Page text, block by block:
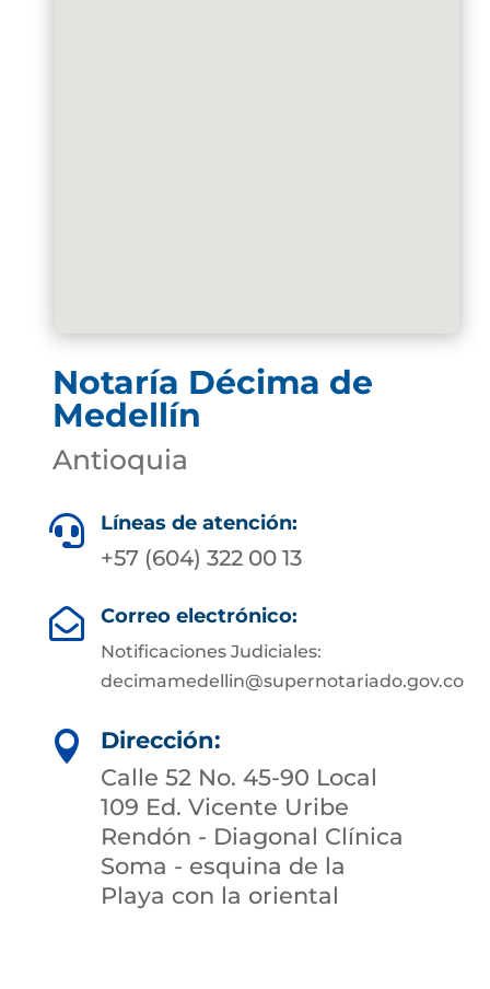
Notaría Décima de
Medellín
Antioquia
 Líneas de atención:
+57 (604) 322 00 13
 Correo electrónico:
Notificaciones Judiciales:
decimamedellin@supernotariado.gov.co

Dirección:
Calle 52 No. 45-90 Local
109 Ed. Vicente Uribe
Rendón - Diagonal Clínica
Soma - esquina de la
Playa con la oriental